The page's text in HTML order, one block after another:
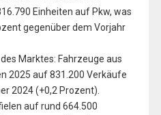
Einheiten auf Pkw, was
gegenüber dem Vorjahr
Marktes: Fahrzeuge aus
2025 auf 831.200 Verkäufe
2024 (+0,2 Prozent).
auf rund 664.500